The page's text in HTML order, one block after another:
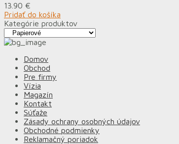
13.90 €
Pridať do košíka
Kategórie produktov
Domov
Obchod
Pre firmy
Vízia
Magazín
Kontakt
Súťaže
Zásady ochrany osobných údajov
Obchodné podmienky
Reklamačný poriadok